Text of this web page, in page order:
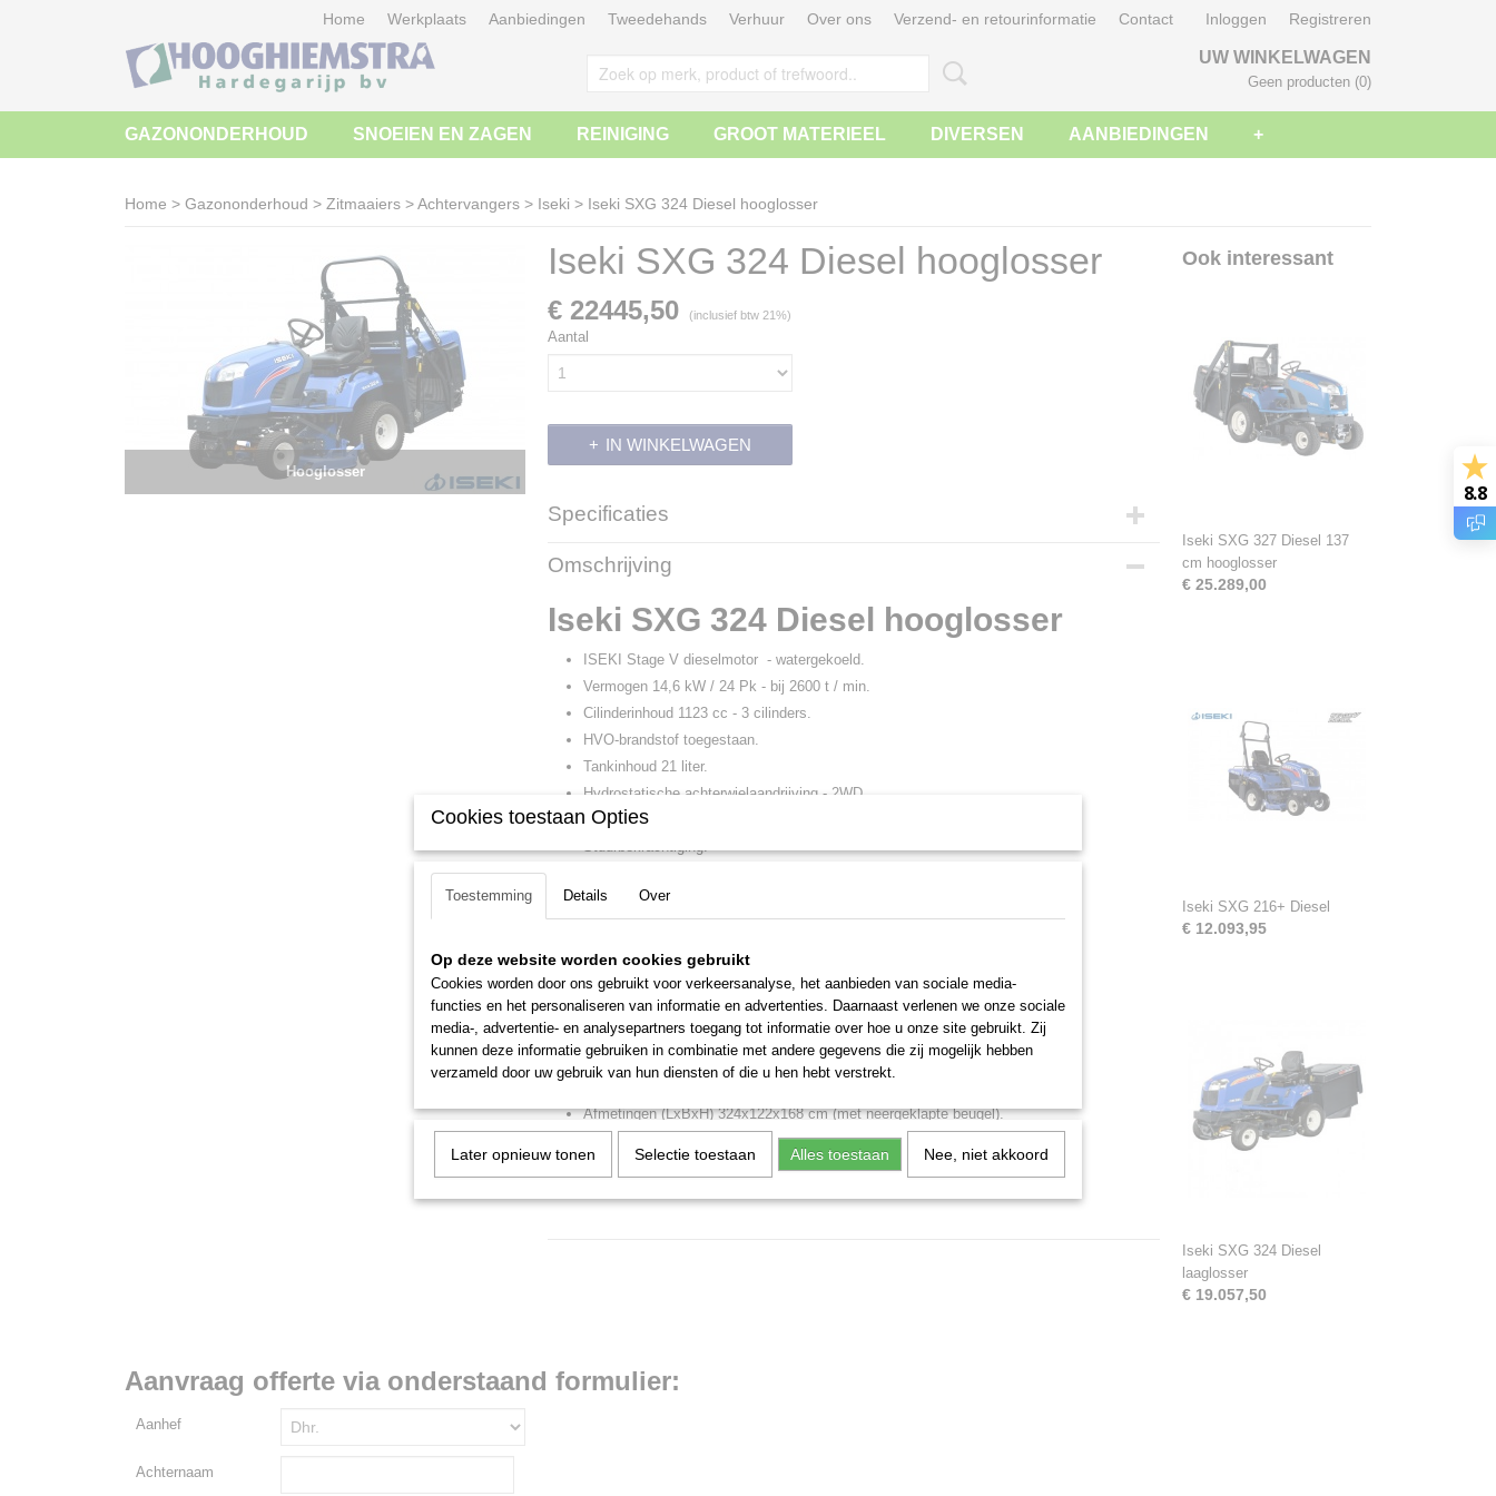
Home Werkplaats Aanbiedingen Tweedehands Verhuur Over ons Verzend- en retourinformatie Contact Inloggen Registreren
UW WINKELWAGEN
Geen producten (0)
GAZONONDERHOUD SNOEIEN EN ZAGEN REINIGING GROOT MATERIEEL DIVERSEN AANBIEDINGEN +
Home > Gazononderhoud > Zitmaaiers >Achtervangers > Iseki > Iseki SXG 324 Diesel hooglosser
Hooglosser
Iseki SXG 324 Diesel hooglosser
€ 22445,50 (inclusief btw 21%)
Aantal
IN WINKELWAGEN
Specificaties
Productcode leverancier
Omschrijving
Iseki SXG 324 Diesel hooglosser
ISEKI Stage V dieselmotor - watergekoeld.
Vermogen 14,6 kW / 24 Pk - bij 2600 t / min.
Cilinderinhoud 1123 cc - 3 cilinders.
HVO-brandstof toegestaan.
Tankinhoud 21 liter.
Hydrostatische achterwielaandrijving - 2WD.
Portaalassen en differentieelblokkering.
Stuurbekrachtiging.
Cirkelmaaier 122 cm met achteruitworp.
Maaihoogte regelbaar in 6 posities (25-115 mm.).
Breed uitwerpkanaal zonder turbine.
Snelheid vooruit van 0 tot 16,6 km / u.
Snelheid achteruit van 0 tot 10 km / u.
Banden vooraan 16,6.50-8.
Afmetingen (LxBxH) 324x122x168 cm (met neergeklapte beugel).
Gewicht (machine + maaier + bak laaglos ) 742 kg.
Ook interessant
Iseki SXG 327 Diesel 137
cm hooglosser
€ 25.289,00
Iseki SXG 216+ Diesel
€ 12.093,95
Iseki SXG 324 Diesel
laaglosser
€ 19.057,50
Aanvraag offerte via onderstaand formulier:
Aanhef
Achternaam
8.8
Cookies toestaan Opties
Toestemming Details Over
Op deze website worden cookies gebruikt
Cookies worden door ons gebruikt voor verkeersanalyse, het aanbieden van sociale media-
functies en het personaliseren van informatie en advertenties. Daarnaast verlenen we onze sociale
media-, advertentie- en analysepartners toegang tot informatie over hoe u onze site gebruikt. Zij
kunnen deze informatie gebruiken in combinatie met andere gegevens die zij mogelijk hebben
verzameld door uw gebruik van hun diensten of die u hen hebt verstrekt.
Later opnieuw tonen Selectie toestaan Alles toestaan Nee, niet akkoord